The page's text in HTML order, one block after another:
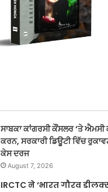
ਸਾਬਕਾ ਕਾਂਗਰਸੀ ਕੌਂਸਲਰ ‘ਤੇ
ਕਰਨ, ਸਰਕਾਰੀ ਡਿਊਟੀ ਵਿੱਚ
ਕੇਸ ਦਰਜ
August 7, 2026
IRCTC ने ‘भारत गौरव